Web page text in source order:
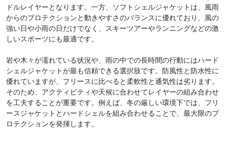
ドルレイヤーとなります。一方、ソフトシェルジャケットは、風雨
からのプロテクションと動きやすさのバランスに優れており、風の
強い日や小雨の日だけでなく、スキーツアーやランニングなどの激
しいスポーツにも最適です。
岩や木々が濡れている状況や、雨の中での長時間の行動にはハード
シェルジャケットが最も信頼できる選択肢です。防風性と防水性に
優れていますが、フリースに比べると柔軟性と通気性は劣ります。
そのため、アクティビティや天候に合わせてレイヤーの組み合わせ
を工夫することが重要です。例えば、冬の厳しい環境下では、フリ
ースジャケットとハードシェルを組み合わせることで、最大限のプ
ロテクションを発揮します。